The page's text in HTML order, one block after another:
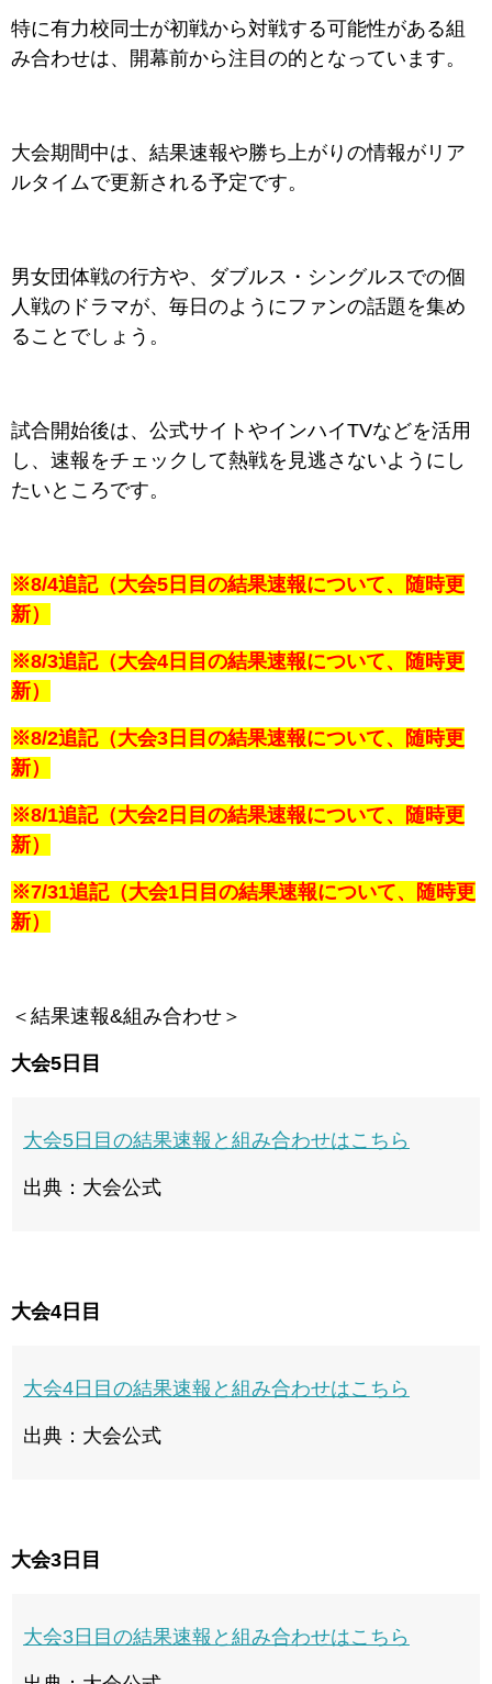
特に有力校同士が初戦から対戦する可能性がある組
み合わせは、開幕前から注目の的となっています。
大会期間中は、結果速報や勝ち上がりの情報がリア
ルタイムで更新される予定です。
男女団体戦の行方や、ダブルス・シングルスでの個
人戦のドラマが、毎日のようにファンの話題を集め
ることでしょう。
試合開始後は、公式サイトやインハイTVなどを活用
し、速報をチェックして熱戦を見逃さないようにし
たいところです。
※8/4追記（大会5日目の結果速報について、随時更
新）
※8/3追記（大会4日目の結果速報について、随時更
新）
※8/2追記（大会3日目の結果速報について、随時更
新）
※8/1追記（大会2日目の結果速報について、随時更
新）
※7/31追記（大会1日目の結果速報について、随時更
新）
＜結果速報&組み合わせ＞
大会5日目
大会5日目の結果速報と組み合わせはこちら
出典：大会公式
大会4日目
大会4日目の結果速報と組み合わせはこちら
出典：大会公式
大会3日目
大会3日目の結果速報と組み合わせはこちら